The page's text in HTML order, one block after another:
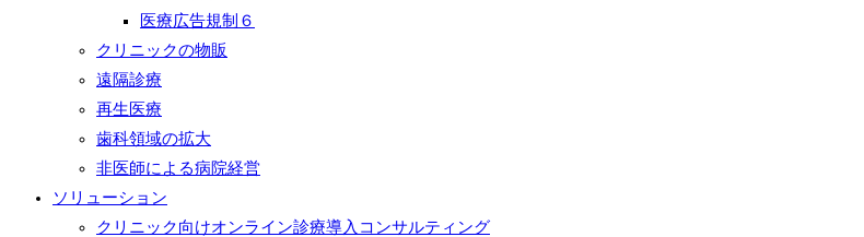
医療広告規制６
クリニックの物販
遠隔診療
再生医療
歯科領域の拡大
非医師による病院経営
ソリューション
クリニック向けオンライン診療導入コンサルティング